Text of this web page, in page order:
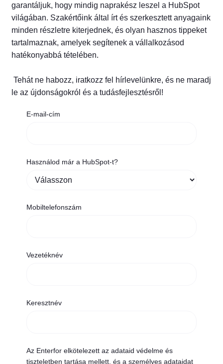
garantáljuk, hogy mindig naprakész leszel a HubSpot
világában. Szakértőink által írt és szerkesztett anyagaink
minden részletre kiterjednek, és olyan hasznos tippeket
tartalmaznak, amelyek segítenek a vállalkozásod
hatékonyabbá tételében.
Tehát ne habozz, iratkozz fel hírlevelünkre, és ne maradj
le az újdonságokról és a tudásfejlesztésről!
E-mail-cím
Használod már a HubSpot-t?
Mobiltelefonszám
Vezetéknév
Keresztnév
Az Enterfor elkötelezett az adataid védelme és
tiszteletben tartása mellett, és a személyes adataidat